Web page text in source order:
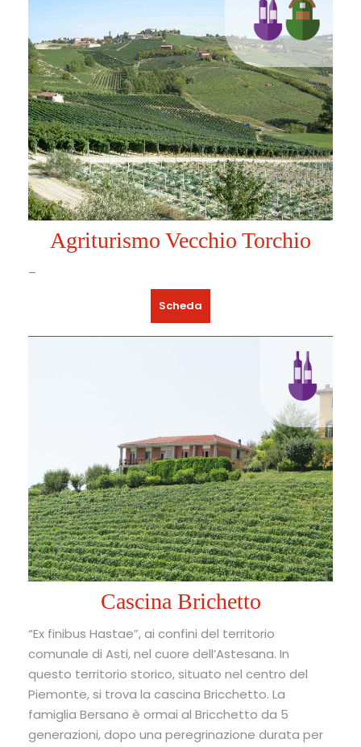
Agriturismo Vecchio Torchio
–
Scheda
Cascina Brichetto
“Ex finibus Hastae”, ai confini del territorio
comunale di Asti, nel cuore dell’Astesana. In
questo territorio storico, situato nel centro del
Piemonte, si trova la cascina Bricchetto. La
famiglia Bersano è ormai al Bricchetto da 5
generazioni, dopo una peregrinazione durata per